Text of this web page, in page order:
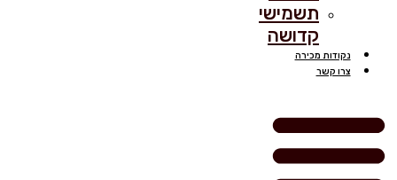
תשמישי
קדושה
נקודות מכירה
צרו קשר